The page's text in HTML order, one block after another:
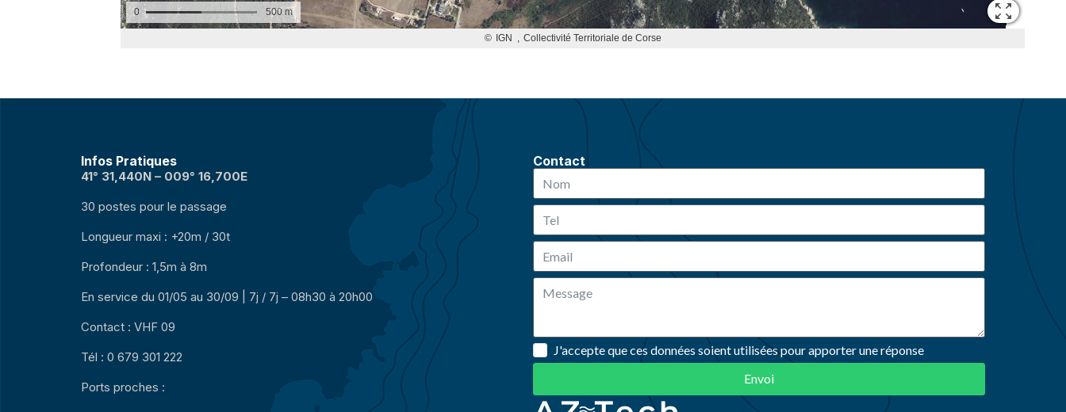
Infos Pratiques
41° 31,440N – 009° 16,700E
30 postes pour le passage
Longueur maxi : +20m / 30t
Profondeur : 1,5m à 8m
En service du 01/05 au 30/09 | 7j / 7j – 08h30 à 20h00
Contact : VHF 09
Tél : 0 679 301 222
Ports proches :
Contact
J'accepte que ces données soient utilisées pour apporter une réponse
Envoi